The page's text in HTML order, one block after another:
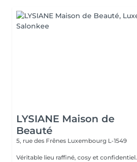
LYSIANE Maison de
Beauté
5, rue des Frênes Luxembourg L-1549
Véritable lieu raffiné, cosy et confidentiel. LYSIANE Maison de